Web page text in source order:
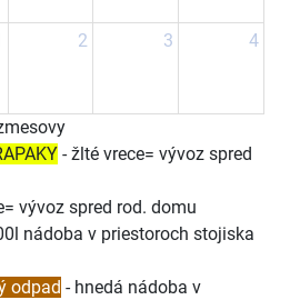
2 3 4
- žlté vrece= vývoz spred
vývoz spred rod. domu
nádoba v priestoroch stojiska
odpad - hnedá nádoba v